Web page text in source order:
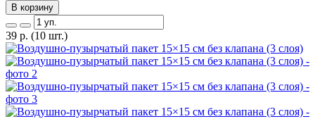
В корзину
39 р. (10 шт.)